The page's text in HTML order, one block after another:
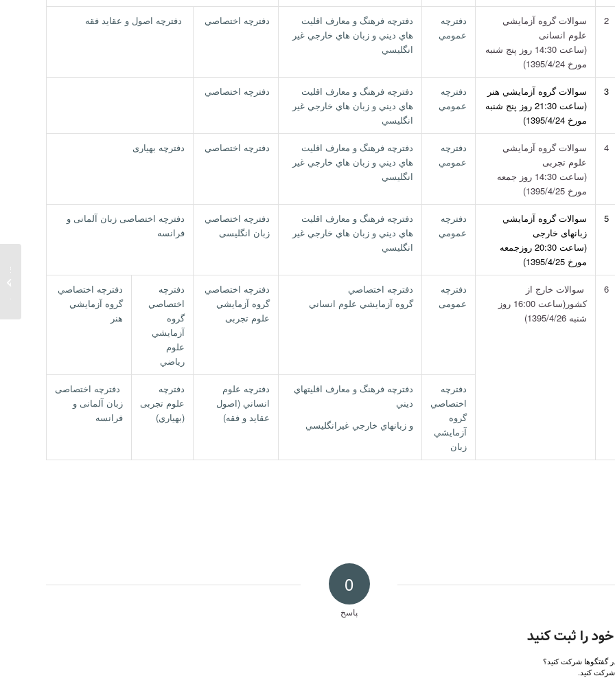
2
سوالات گروه آزمايشي
علوم انسانی
(ساعت 14:30 روز پنج شنبه
مورخ 1395/4/24)
دفترچه
عمومي
دفترچه فرهنگ و معارف اقليت
هاي ديني و زبان هاي خارجي غير
انگليسي
دفترچه اختصاصي دفترچه اصول و عقاید فقه
3
سوالات گروه آزمايشي هنر
(ساعت 21:30 روز پنج شنبه
مورخ 1395/4/24)
دفترچه
عمومي
دفترچه فرهنگ و معارف اقليت
هاي ديني و زبان هاي خارجي غير
انگليسي
دفترچه اختصاصي
4
سوالات گروه آزمايشي
علوم تجربی
(ساعت 14:30 روز جمعه
مورخ 1395/4/25)
دفترچه
عمومي
دفترچه فرهنگ و معارف اقليت
هاي ديني و زبان هاي خارجي غير
انگليسي
دفترچه اختصاصي دفترچه بهیاری
5
سوالات گروه آزمايشي
زبانهای خارجی
(ساعت 20:30 روزجمعه
مورخ 1395/4/25)
دفترچه
عمومي
دفترچه فرهنگ و معارف اقليت
هاي ديني و زبان هاي خارجي غير
انگليسي
دفترچه اختصاصي
زبان انگلیسی
دفترچه اختصاصی زبان آلمانی و
فرانسه
6
سوالات خارج از
كشور(ساعت 16:00 روز
شنبه 1395/4/26)
دفترچه
عمومی
دفترچه اختصاصي
گروه آزمايشي علوم انساني
دفترچه اختصاصي
گروه آزمايشي
علوم تجربی
دفترچه
اختصاصي
گروه
آزمايشي
علوم
رياضي
دفترچه اختصاصي
گروه آزمايشي
هنر
دفترچه
اختصاصي
گروه
آزمايشي
زبان
دفترچه فرهنگ و معارف اقليتهاي
ديني
و زبانهاي خارجي غيرانگليسي
دفترچه علوم
انساني (اصول
عقايد و فقه)
دفترچه
علوم تجربی
(بهياري)
دفترچه اختصاصی
زبان آلمانی و
فرانسه
0
پاسخ
را ثبت کنید
گفتگوها شرکت کنید؟
شرکت کنید.